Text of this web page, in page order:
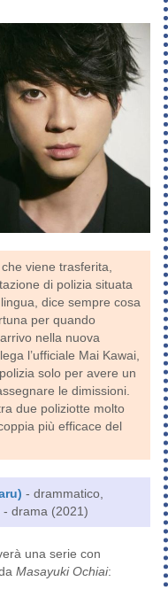
viene trasferita,
di polizia situata
dice sempre cosa
per quando
nella nuova
l’ufficiale Mai Kawai,
solo per avere un
le dimissioni.
due poliziotte molto
più efficace del
- drammatico,
- drama (2021)
una serie con
Masayuki Ochiai: